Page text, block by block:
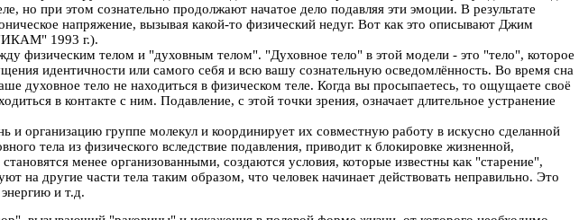
но при этом сознательно продолжают начатое дело подавляя эти эмоции. В результате
напряжение, вызывая какой-то физический недуг. Вот как это описывают Джим
1993 г.).
физическим телом и "духовным телом". "Духовное тело" в этой модели - это "тело", которое
идентичности или самого себя и всю вашу сознательную осведомлённость. Во время сна
духовное тело не находиться в физическом теле. Когда вы просыпаетесь, то ощущаете своё
в контакте с ним. Подавление, с этой точки зрения, означает длительное устранение
и организацию группе молекул и координирует их совместную работу в искусно сделанной
тела из физического вследствие подавления, приводит к блокировке жизненной,
менее организованными, создаются условия, которые известны как "старение",
на другие части тела таким образом, что человек начинает действовать неправильно. Это
и т.д.